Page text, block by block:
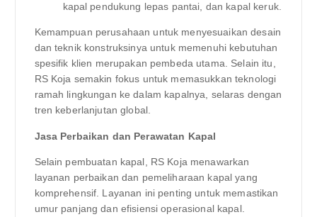
kapal pendukung lepas pantai, dan kapal keruk.
Kemampuan perusahaan untuk menyesuaikan desain
dan teknik konstruksinya untuk memenuhi kebutuhan
spesifik klien merupakan pembeda utama. Selain itu,
RS Koja semakin fokus untuk memasukkan teknologi
ramah lingkungan ke dalam kapalnya, selaras dengan
tren keberlanjutan global.
Jasa Perbaikan dan Perawatan Kapal
Selain pembuatan kapal, RS Koja menawarkan
layanan perbaikan dan pemeliharaan kapal yang
komprehensif. Layanan ini penting untuk memastikan
umur panjang dan efisiensi operasional kapal.